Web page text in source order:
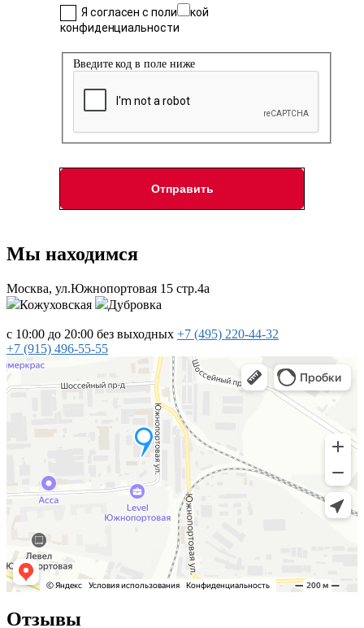
Я согласен с политикой
конфиденциальности
Введите код в поле ниже
Мы находимся
Москва, ул.Южнопортовая 15 стр.4a
Кожуховская
Дубровка
с 10:00 до 20:00 без выходных +7 (495) 220-44-32
+7 (915) 496-55-55
Отзывы